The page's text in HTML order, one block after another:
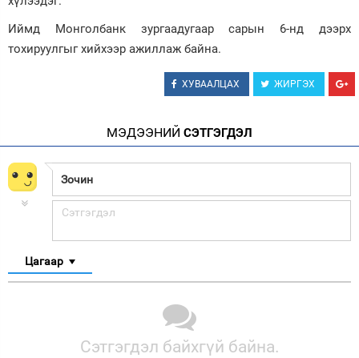
Иймд Монголбанк зургаадугаар сарын 6-нд дээрх
тохируулгыг хийхээр ажиллаж байна.
ХУВААЛЦАХ ЖИРГЭХ
МЭДЭЭНИЙ СЭТГЭГДЭЛ
Цагаар
Сэтгэгдэл байхгүй байна.